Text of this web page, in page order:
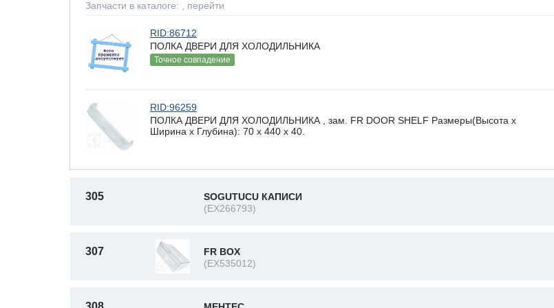
Запчасти в каталоге: , перейти
RID:86712
ПОЛКА ДВЕРИ ДЛЯ ХОЛОДИЛЬНИКА
Точное совпадение
RID:96259
ПОЛКА ДВЕРИ ДЛЯ ХОЛОДИЛЬНИКА , зам. FR DOOR SHELF Размеры(Высота х
Ширина х Глубина): 70 x 440 х 40.
305
SOGUTUCU КАПИСИ
(EX266793)
307
FR BOX
(EX535012)